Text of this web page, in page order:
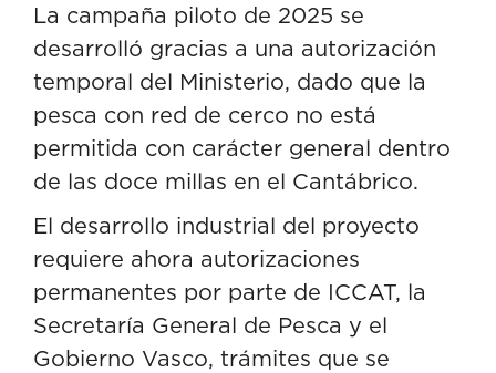
La campaña piloto de 2025 se
desarrolló gracias a una autorización
temporal del Ministerio, dado que la
pesca con red de cerco no está
permitida con carácter general dentro
de las doce millas en el Cantábrico.
El desarrollo industrial del proyecto
requiere ahora autorizaciones
permanentes por parte de ICCAT, la
Secretaría General de Pesca y el
Gobierno Vasco, trámites que se